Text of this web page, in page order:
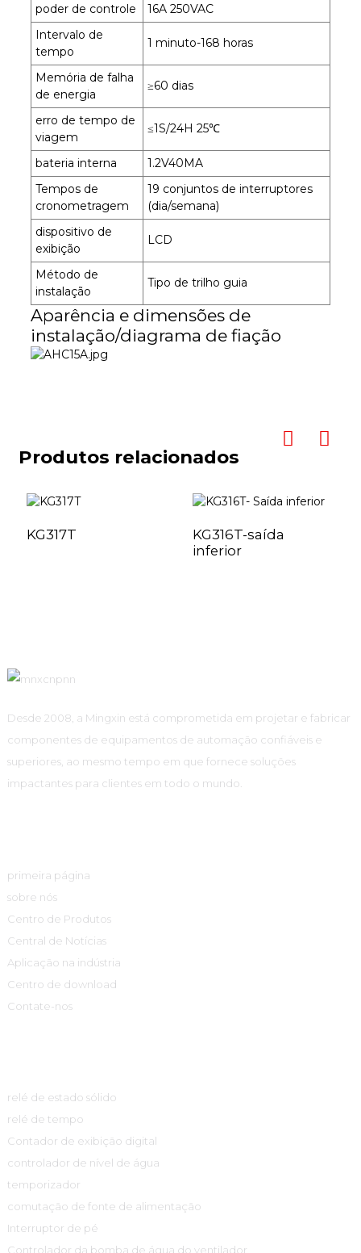
poder de controle
16A 250VAC
Intervalo de
tempo
1 minuto-168 horas
Memória de falha
de energia
≥60 dias
erro de tempo de
viagem
≤1S/24H 25℃
bateria interna
1.2V40MA
Tempos de
cronometragem
19 conjuntos de interruptores
(dia/semana)
dispositivo de
exibição
LCD
Método de
instalação
Tipo de trilho guia
Aparência e dimensões de
instalação/diagrama de fiação
Produtos relacionados
KG317T
KG316T-saída
inferior
Desde 2008, a Mingxin está comprometida em projetar e fabricar
componentes de equipamentos de automação confiáveis ​​e
superiores, ao mesmo tempo em que fornece soluções
impactantes para clientes em todo o mundo.
primeira página
sobre nós
Centro de Produtos
Central de Notícias
Aplicação na indústria
Centro de download
Contate-nos
relé de estado sólido
relé de tempo
Contador de exibição digital
controlador de nível de água
temporizador
comutação de fonte de alimentação
Interruptor de pé
Controlador da bomba de água do ventilador